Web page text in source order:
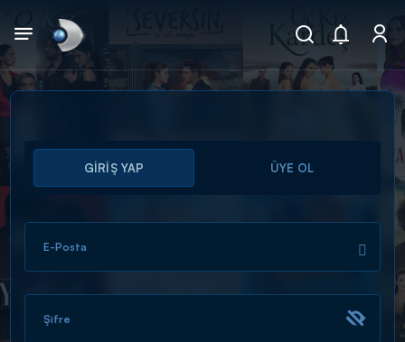
Arama
ARAMA SONUÇLARI
GİRİŞ YAP ÜYE OL
E-Posta
Şifre